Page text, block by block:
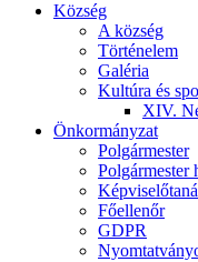
Község
A község
Történelem
Galéria
Kultúra és
XIV.
Önkormányzat
Polgármester
Polgármester
Főellenőr
GDPR